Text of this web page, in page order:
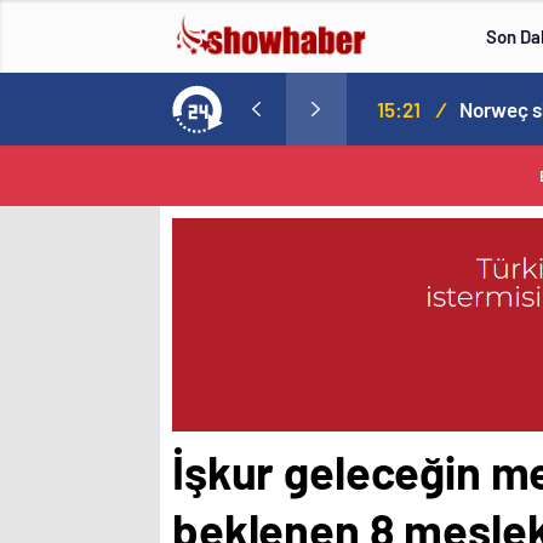
Son
Norweç silahlı kuvvetleri kadınlardan oluşan özel kuvvetler eğitimlerini başlattı. 15:20 /
İşkur geleceğin
beklenen 8